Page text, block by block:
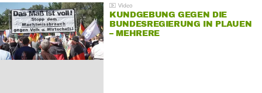
KUNDGEBUNG GEGEN DIE
BUNDESREGIERUNG IN PLAUEN
– MEHRERE